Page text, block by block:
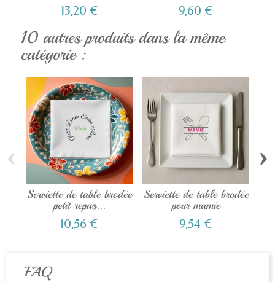
13,20 € 9,60 €
10 autres produits dans la même
catégorie :
Serviette de table brodée
petit repas...
10,56 €
Serviette de table brodée
pour mamie
9,54 €
‹ ›
FAQ